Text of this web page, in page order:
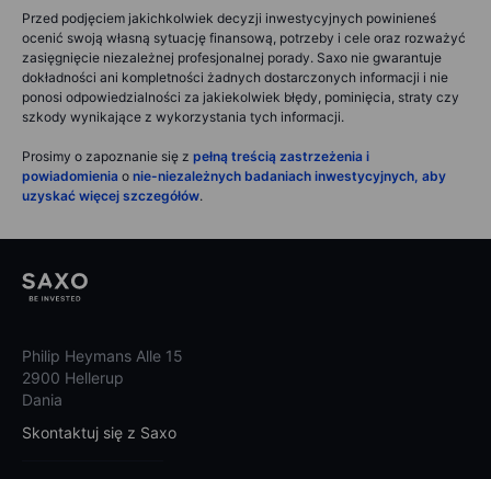
Przed podjęciem jakichkolwiek decyzji inwestycyjnych powinieneś
ocenić swoją własną sytuację finansową, potrzeby i cele oraz rozważyć
zasięgnięcie niezależnej profesjonalnej porady. Saxo nie gwarantuje
dokładności ani kompletności żadnych dostarczonych informacji i nie
ponosi odpowiedzialności za jakiekolwiek błędy, pominięcia, straty czy
szkody wynikające z wykorzystania tych informacji.
Prosimy o zapoznanie się z pełną treścią zastrzeżenia i
powiadomienia o nie-niezależnych badaniach inwestycyjnych, aby
uzyskać więcej szczegółów.
Philip Heymans Alle 15
2900 Hellerup
Dania
Skontaktuj się z Saxo